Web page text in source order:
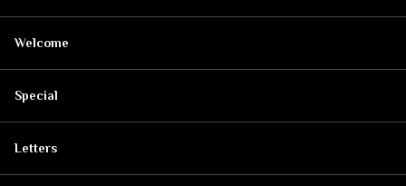
Welcome
Special
Letters